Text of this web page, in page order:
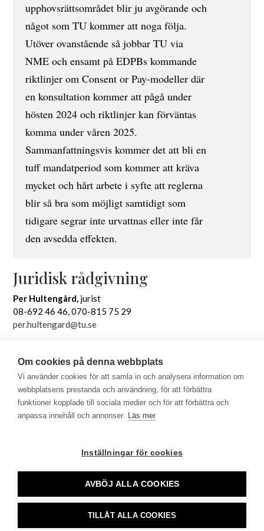
upphovsrättsområdet blir ju avgörande och
något som TU kommer att noga följa.
Utöver ovanstående så jobbar TU via
NME och ensamt på EDPBs kommande
riktlinjer om Consent or Pay-modeller där
en konsultation kommer att pågå under
hösten 2024 och riktlinjer kan förväntas
komma under våren 2025.
Sammanfattningsvis kommer det att bli en
tuff mandatperiod som kommer att kräva
mycket och hårt arbete i syfte att reglerna
blir så bra som möjligt samtidigt som
tidigare segrar inte urvattnas eller inte får
den avsedda effekten.
Juridisk rådgivning
Per Hultengård, jurist
08-692 46 46, 070-815 75 29
per.hultengard@tu.se
08-692 46 06, 073-069 00 31
jan.fager@tu.se
Om cookies på denna webbplats
Vi använder cookies för att samla in och analysera information om
webbplatsens prestanda och användning, för att förbättra
funktioner kopplade till sociala medier och för att förbättra och
anpassa innehåll och annonser. Läs mer
Inställningar för cookies
AVBÖJ ALLA COOKIES
TILLÅT ALLA COOKIES